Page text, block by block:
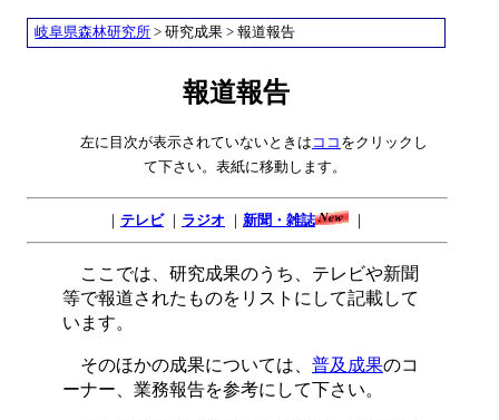
岐阜県森林研究所 > 研究成果 > 報道報告
報道報告
左に目次が表示されていないときは ココ をクリックし
て下さい。表紙に移動します。
｜ テレビ｜ ラジオ ｜ 新聞・雑誌 ｜
ここでは、研究成果のうち、テレビや新聞
等で報道されたものをリストにして記載して
います。
そのほかの成果については、 普及成果のコ
ーナー、業務報告を参考にして下さい。